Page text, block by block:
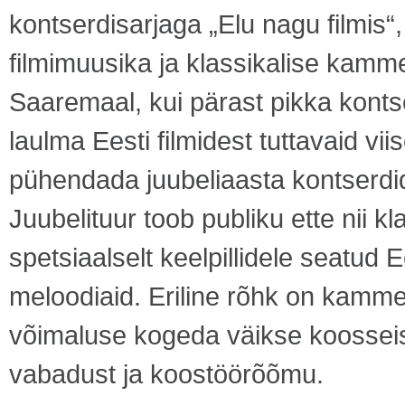
kontserdisarjaga „Elu nagu
filmimuusika ja klassikalise
Saaremaal, kui pärast pikka
laulma Eesti filmidest tuttavaid
pühendada juubeliaasta
Juubelituur toob publiku ette nii
spetsiaalselt keelpillidele seatud
meloodiaid. Eriline rõhk on
võimaluse kogeda väikse
vabadust ja koostöörõõmu.